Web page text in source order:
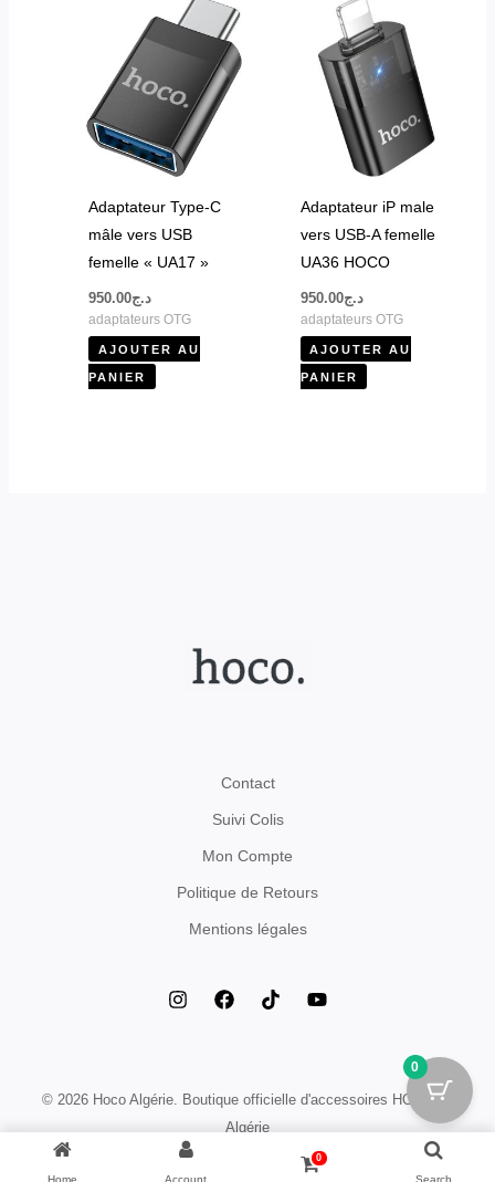
Adaptateur Type-C
mâle vers USB
femelle « UA17 »
د.ج950.00
adaptateurs OTG
AJOUTER AU
PANIER
Adaptateur iP male
vers USB-A femelle
UA36 HOCO
د.ج950.00
adaptateurs OTG
AJOUTER AU
PANIER
Contact
Suivi Colis
Mon Compte
Politique de Retours
Mentions légales
© 2026 Hoco Algérie. Boutique officielle d'accessoires HOCO en
Algérie
Home Account
0
Search
0